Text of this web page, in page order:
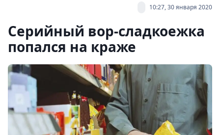
10:27, 30 января 2020
Серийный вор-сладкоежка
попался на краже